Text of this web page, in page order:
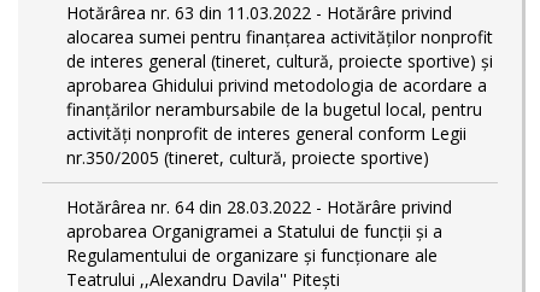
Hotărârea nr. 63 din 11.03.2022 - Hotărâre privind
alocarea sumei pentru finanțarea activităților nonprofit
de interes general (tineret, cultură, proiecte sportive) și
aprobarea Ghidului privind metodologia de acordare a
finanţărilor nerambursabile de la bugetul local, pentru
activităţi nonprofit de interes general conform Legii
nr.350/2005 (tineret, cultură, proiecte sportive)
Hotărârea nr. 64 din 28.03.2022 - Hotărâre privind
aprobarea Organigramei a Statului de funcţii și a
Regulamentului de organizare și funcționare ale
Teatrului ,,Alexandru Davila'' Pitești